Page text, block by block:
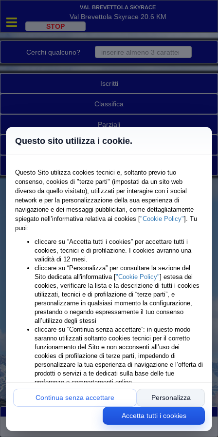
Val Brevettola Skyrace
Val Brevettola Skyrace 20.6 KM
Cerchi qualcuno?
Iscritti
Classifica
Parziali
Ritirati
:209 Ritirati:2 Rimanenti:0
Questo sito utilizza i cookie.
Questo Sito utilizza cookies tecnici e, soltanto previo tuo
consenso, cookies di "terze parti" (impostati da un sito web
diverso da quello visitato), utilizzati per interagire con i social
network e per la personalizzazione della sua esperienza di
navigazione e dei messaggi pubblicitari, come dettagliatamente
spiegato nell’informativa relativa ai cookies ["Cookie Policy"]. Tu
puoi:
cliccare su “Accetta tutti i cookies” per accettare tutti i
cookies, tecnici e di profilazione. I cookies avranno una
validità di 12 mesi.
cliccare su “Personalizza” per consultare la sezione del
Sito dedicata all'informativa ["Cookie Policy"] estesa dei
cookies, verificare la lista e la descrizione di tutti i cookies
utilizzati, tecnici e di profilazione di “terze parti”, e
personalizzarne in qualsiasi momento la configurazione,
prestando o negando espressamente il tuo consenso
all’utilizzo degli stessi
cliccare su “Continua senza accettare”: in questo modo
saranno utilizzati soltanto cookies tecnici per il corretto
funzionamento del Sito e non acconsenti all’uso dei
cookies di profilazione di terze parti, impedendo di
personalizzare la tua esperienza di navigazione e l’offerta di
prodotti o servizi a te dedicati sulla base delle tue
preferenze o comportamenti online
Continua senza accettare Personalizza
Accetta tutti i cookies